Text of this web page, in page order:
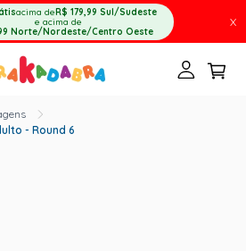
acima deR$ 179,99 Sul/Sudeste
e acima de
Norte/Nordeste/Centro Oeste
X
- Round 6